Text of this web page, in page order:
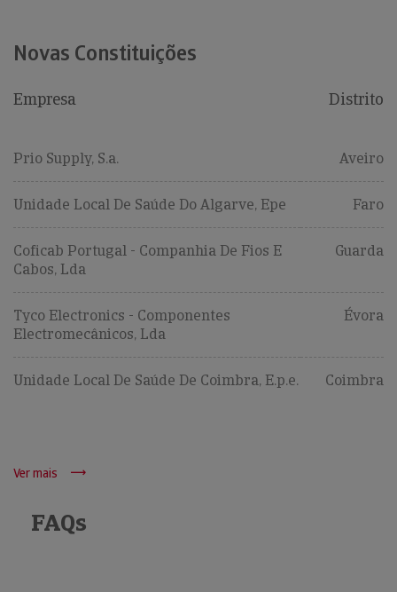
Novas Constituições
Empresa Distrito
Prio Supply, S.a. Aveiro
Unidade Local De Saúde Do Algarve, Epe Faro
Coficab Portugal - Companhia De Fios E
Cabos, Lda
Guarda
Tyco Electronics - Componentes
Electromecânicos, Lda
Évora
Unidade Local De Saúde De Coimbra, E.p.e. Coimbra
Ver mais
FAQs